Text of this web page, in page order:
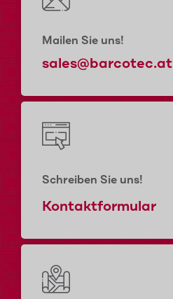
Mailen Sie uns!
sales@barcotec.at
Schreiben Sie uns!
Kontaktformular